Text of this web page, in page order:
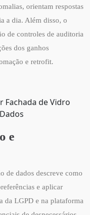
orientam respostas
a dia. Além disso, o
de controles de auditoria
dos ganhos
e retrofit.
Fachada de Vidro
e
de dados descreve como
e aplicar
da LGPD e na plataforma